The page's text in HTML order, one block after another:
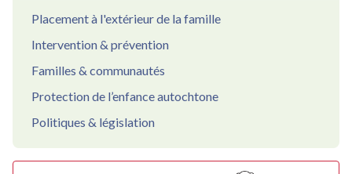
Placement à l'extérieur de la famille
Intervention & prévention
Familles & communautés
Protection de l’enfance autochtone
Politiques & législation